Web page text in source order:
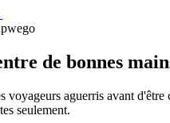
de bonnes
voyageurs aguerris avant
seulement.